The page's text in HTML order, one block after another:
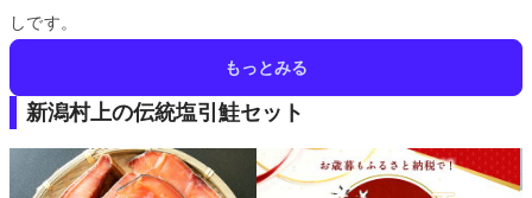
しです。
もっとみる
新潟村上の伝統塩引鮭セット